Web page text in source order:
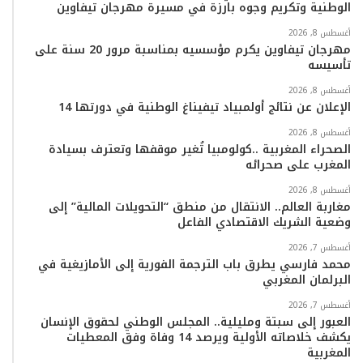
و
ك
ر
و
ب
ق
ر
م
o
k
ا
ب
الوطنية وتكريم وجوه بارزة في مسيرة مهرجان تيفاوين
أغسطس 8, 2026
مهرجان تيفاوين يكرم مؤسسيه بمناسبة مرور 20 سنة على
تأسيسه
أغسطس 8, 2026
الإعلان عن نتائج أولمبياد تيفيناغ الوطنية في دورتها 14
أغسطس 8, 2026
الصحراء المغربية ..كولومبيا تُغير موقفها وتعترف بسيادة
المغرب على صحرائه
أغسطس 8, 2026
مغاربة العالم.. الانتقال من منطق “التحويلات المالية” إلى
وضعية الشريك الاقتصادي الفاعل
أغسطس 7, 2026
محمد فارسي يطرق باب الترجمة الفورية إلى الأمازيغية في
البرلمان المغربي
أغسطس 7, 2026
العبور إلى سبتة ومليلية.. المجلس الوطني لحقوق الإنسان
يكشف خلاصاته الأولية ويرصد 14 وفاة وفق المعطيات
المغربية